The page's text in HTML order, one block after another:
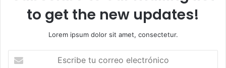
to get the new updates!
Lorem ipsum dolor sit amet, consectetur.